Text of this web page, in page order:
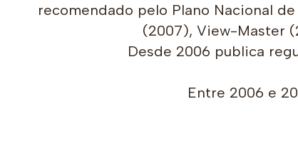
recomendado pelo Plano Nacional
(2007), View-Master
Desde 2006 publica
Entre 2006 e